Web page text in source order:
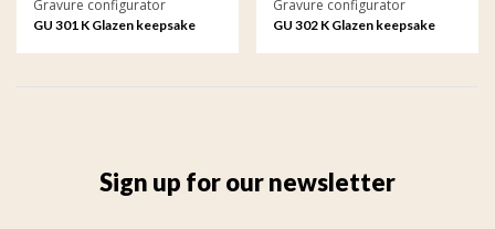
Gravure configurator
GU 301 K Glazen keepsake
Gravure configurator
GU 302 K Glazen keepsake
Sign up for our newsletter